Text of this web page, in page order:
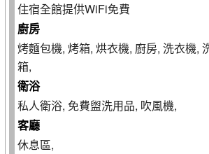
住宿全館提供WiFi免費
廚房
烤麵包機, 烤箱, 烘衣機, 廚房, 洗衣機,
箱,
衛浴
私人衛浴, 免費盥洗用品, 吹風機,
客廳
休息區,